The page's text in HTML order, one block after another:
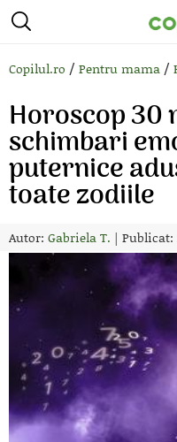
Copilul.ro / Pentru mama /
Horoscop 30
schimbari
puternice
toate zodiile
Autor: Gabriela T. | Publicat: